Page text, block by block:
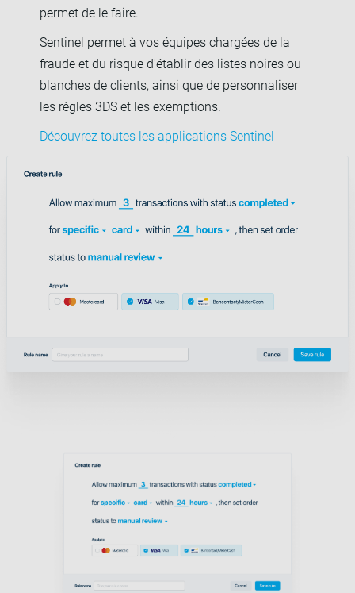
permet de le faire.
Sentinel permet à vos équipes chargées de la
fraude et du risque d'établir des listes noires ou
blanches de clients, ainsi que de personnaliser
les règles 3DS et les exemptions.
Découvrez toutes les applications Sentinel